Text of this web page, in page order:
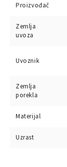
Proizvođač
Zemlja
uvoza
Uvoznik
Zemlja
porekla
Materijal
Uzrast